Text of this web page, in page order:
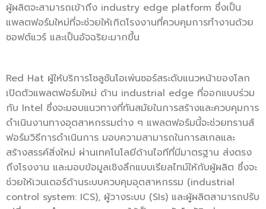
ผู้ผลิตจะสามารถเข้าถึง industry edge platform ซึ่งเป็น
แพลตฟอร์มใหม่ที่จะช่วยให้เกิดโรงงานที่ควบคุมการทำงานด้วย
ซอฟต์แวร์ และเป็นอัจฉริยะมากขึ้น
Red Hat ผู้ให้บริการโซลูชันโอเพ่นซอร์สระดับแนวหน้าของโลก
เปิดตัวแพลตฟอร์มใหม่ ด้าน industrial edge ที่ออกแบบร่วม
กับ Intel ซึ่งจะมอบแนวทางที่ทันสมัยในการสร้างและควบคุมการ
ดำเนินงานทางอุตสาหกรรมต่าง ๆ แพลตฟอร์มนี้จะช่วยทรานส์
ฟอร์มวิธีการดำเนินการ มอบความสามารถในการสเกลและ
สร้างสรรค์สิ่งใหม่ ผ่านเทคโนโลยีด้านไอทีที่มีมาตรฐาน ส่งตรง
ถึงโรงงาน และมอบข้อมูลเชิงลึกแบบเรียลไทม์ให้กับผู้ผลิต ซึ่งจะ
ช่วยให้เวนเดอร์ด้านระบบควบคุมอุตสาหกรรม (industrial
control system: ICS), ผู้วางระบบ (SIs) และผู้ผลิตสามารถปรับ